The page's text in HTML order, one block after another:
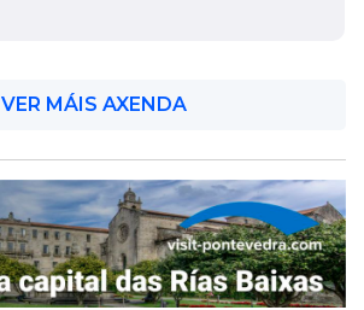
VER MÁIS AXENDA